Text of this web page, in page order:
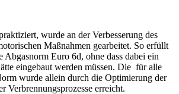
wurde an der Verbesserung des
Maßnahmen gearbeitet. So erfüllt
Euro 6d, ohne dass dabei ein
eingebaut werden müssen. Die für alle
wurde allein durch die Optimierung der
Verbrennungsprozesse erreicht.